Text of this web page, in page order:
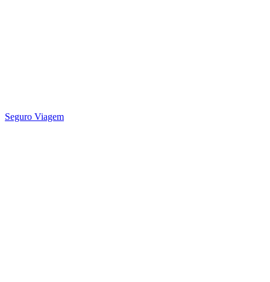
Seguro Viagem